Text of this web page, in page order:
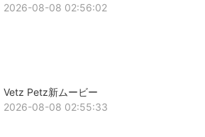
2026-08-08 02:56:02
Vetz Petz新ムービー
2026-08-08 02:55:33